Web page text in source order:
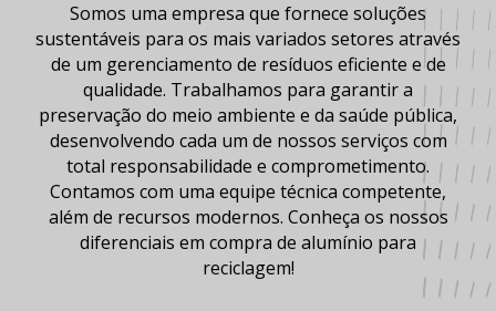
Somos uma empresa que fornece soluções
sustentáveis para os mais variados setores através
de um gerenciamento de resíduos eficiente e de
qualidade. Trabalhamos para garantir a
preservação do meio ambiente e da saúde pública,
desenvolvendo cada um de nossos serviços com
total responsabilidade e comprometimento.
Contamos com uma equipe técnica competente,
além de recursos modernos. Conheça os nossos
diferenciais em compra de alumínio para
reciclagem!